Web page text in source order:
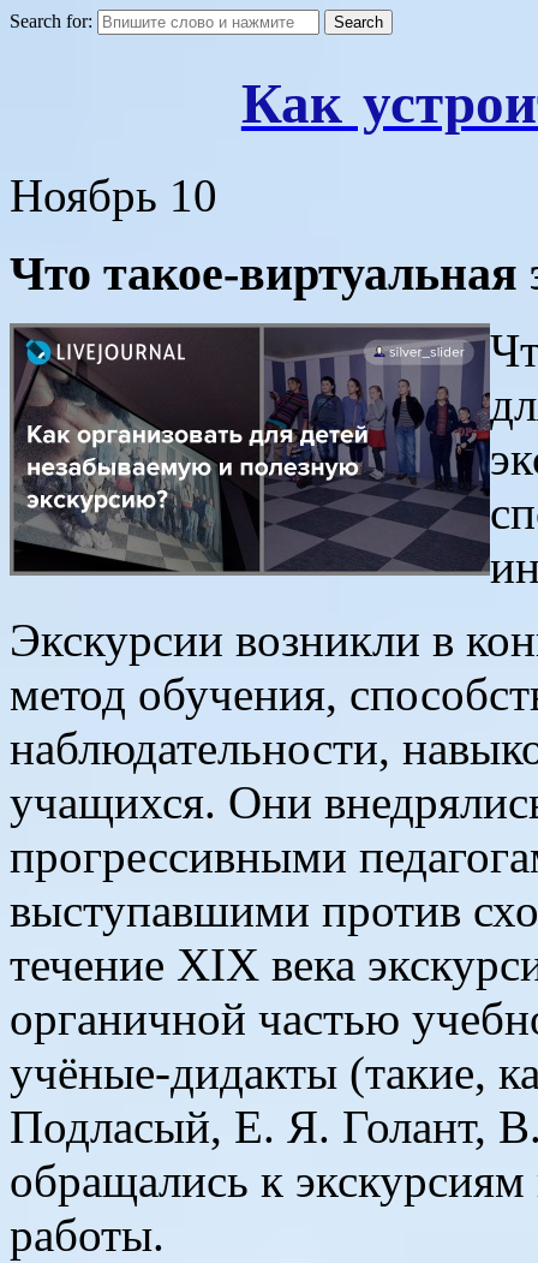
Search for:
Как
Ноябрь 10
Что такое-виртуальная
Экскурсии возникли в
метод обучения,
наблюдательности,
учащихся. Они
прогрессивными
выступавшими против
течение XIX века
органичной частью
учёные-дидакты (такие,
Подласый, Е. Я. Голант,
обращались к
работы.